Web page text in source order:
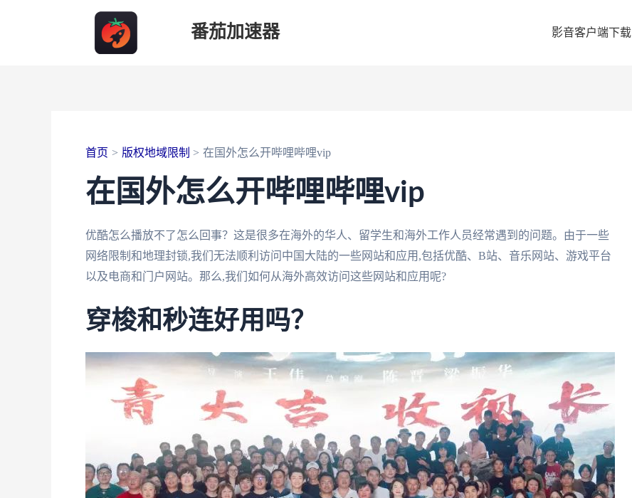
番茄加速器 影音客户端下载
首页 版权地域限制 在国外怎么开哔哩哔哩vip
在国外怎么开哔哩哔哩vip
优酷怎么播放不了怎么回事？这是很多在海外的华人、留学生和海外工作人员经常遇到的问题。由于一些
网络限制和地理封锁,我们无法顺利访问中国大陆的一些网站和应用,包括优酷、B站、音乐网站、游戏平台
以及电商和门户网站。那么,我们如何从海外高效访问这些网站和应用呢?
穿梭和秒连好用吗？